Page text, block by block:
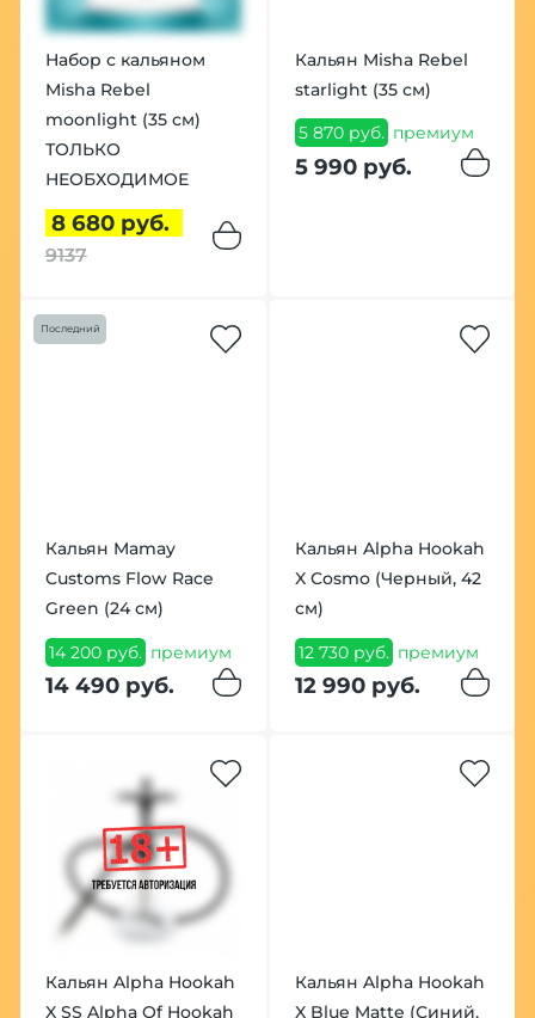
Набор с кальяном
Misha Rebel
moonlight (35 см)
ТОЛЬКО
НЕОБХОДИМОЕ
8 680 руб.
9137
Кальян Misha Rebel
starlight (35 см)
5 870 руб. премиум
5 990 руб.
Последний
Кальян Mamay
Customs Flow Race
Green (24 см)
14 200 руб. премиум
14 490 руб.
Кальян Alpha Hookah
X Cosmo (Черный, 42
см)
12 730 руб. премиум
12 990 руб.
Кальян Alpha Hookah
X SS Alpha Of Hookah
Кальян Alpha Hookah
X Blue Matte (Синий,